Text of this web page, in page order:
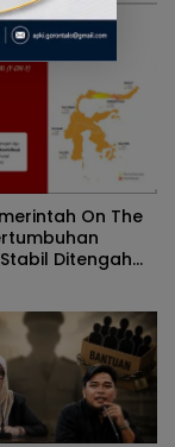
On The
Ditengah